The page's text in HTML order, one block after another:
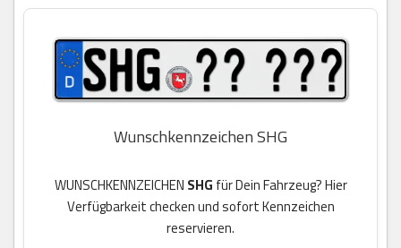
Wunschkennzeichen SHG
WUNSCHKENNZEICHEN SHG für Dein Fahrzeug? Hier
Verfügbarkeit checken und sofort Kennzeichen
reservieren.